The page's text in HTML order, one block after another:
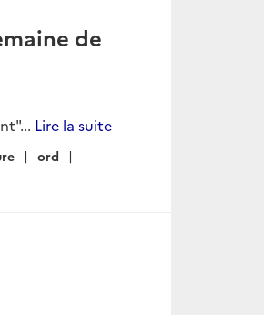
de
Lire la suite
ord